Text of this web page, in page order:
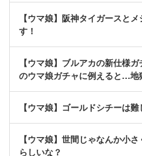
【ウマ娘】阪神タイガースと
す！
【ウマ娘】ブルアカの新仕様
のウマ娘ガチャに例えると…地
【ウマ娘】ゴールドシチーは難
【ウマ娘】世間じゃなんか小
らしいな？